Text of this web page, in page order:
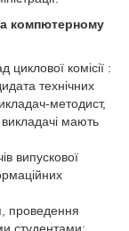
компютерному
циклової комісії :
технічних
методист,
мають
випускової
проведення